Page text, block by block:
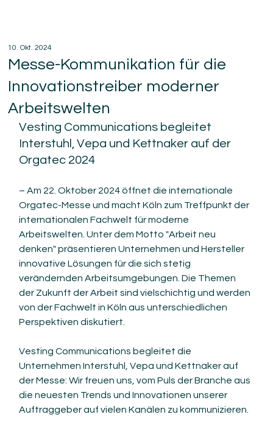
Messe-Kommunikation für die
Innovationstreiber moderner
Arbeitswelten
10. Okt. 2024
Vesting Communications begleitet
Interstuhl, Vepa und Kettnaker auf der
Orgatec 2024
– Am 22. Oktober 2024 öffnet die internationale
Orgatec-Messe und macht Köln zum Treffpunkt der
internationalen Fachwelt für moderne
Arbeitswelten. Unter dem Motto "Arbeit neu
denken" präsentieren Unternehmen und Hersteller
innovative Lösungen für die sich stetig
verändernden Arbeitsumgebungen. Die Themen
der Zukunft der Arbeit sind vielschichtig und werden
von der Fachwelt in Köln aus unterschiedlichen
Perspektiven diskutiert.
Vesting Communications begleitet die
Unternehmen Interstuhl, Vepa und Kettnaker auf
der Messe: Wir freuen uns, vom Puls der Branche aus
die neuesten Trends und Innovationen unserer
Auftraggeber auf vielen Kanälen zu kommunizieren.